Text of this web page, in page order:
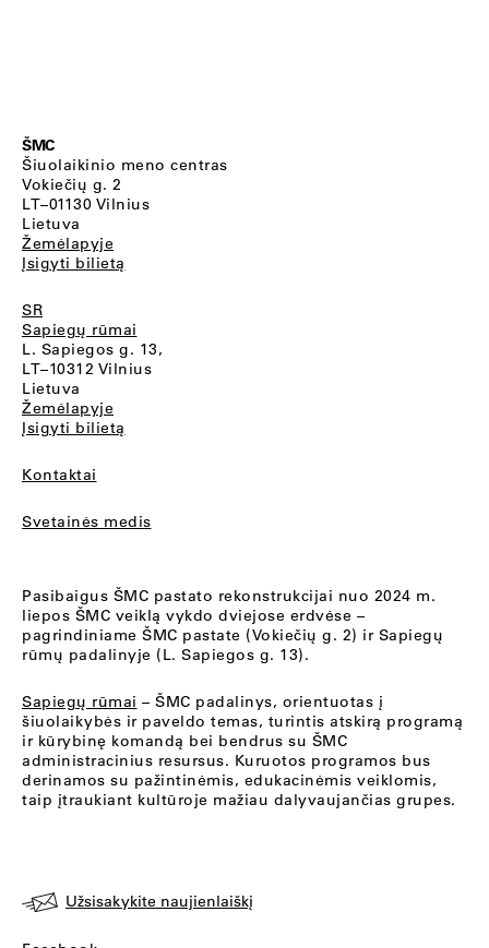
ŠMC
Šiuolaikinio meno centras
Vokiečių g. 2
LT–01130 Vilnius
Lietuva
Žemėlapyje
Įsigyti bilietą
SR
Sapiegų rūmai
L. Sapiegos g. 13,
LT–10312 Vilnius
Lietuva
Žemėlapyje
Įsigyti bilietą
Kontaktai
Svetainės medis
Pasibaigus ŠMC pastato rekonstrukcijai nuo 2024 m.
liepos ŠMC veiklą vykdo dviejose erdvėse –
pagrindiniame ŠMC pastate (Vokiečių g. 2) ir Sapiegų
rūmų padalinyje (L. Sapiegos g. 13).
Sapiegų rūmai – ŠMC padalinys, orientuotas į
šiuolaikybės ir paveldo temas, turintis atskirą programą
ir kūrybinę komandą bei bendrus su ŠMC
administracinius resursus. Kuruotos programos bus
derinamos su pažintinėmis, edukacinėmis veiklomis,
taip įtraukiant kultūroje mažiau dalyvaujančias grupes.
Užsisakykite naujienlaiškį